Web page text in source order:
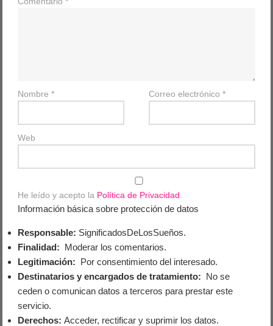
Nombre* Correo electrónico *
Web
He leído y acepto la Política de Privacidad
Información básica sobre protección de datos
Responsable: SignificadosDeLosSueños.
Finalidad: Moderar los comentarios.
Legitimación: Por consentimiento del interesado.
Destinatarios y encargados de tratamiento: No se
ceden o comunican datos a terceros para prestar este
servicio.
Derechos: Acceder, rectificar y suprimir los datos.